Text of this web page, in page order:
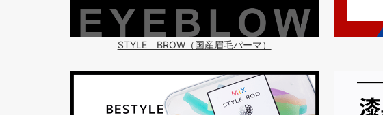
STYLE BROW（国産眉毛パーマ）